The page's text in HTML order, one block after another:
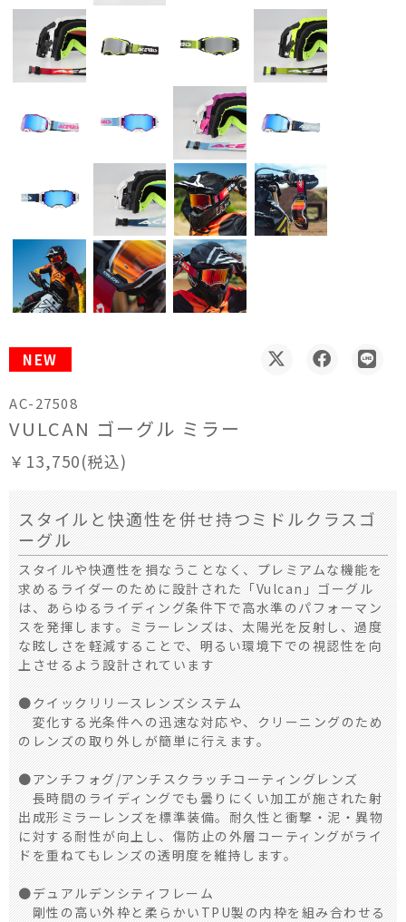
NEW
AC-27508
VULCAN ゴーグル ミラー
￥13,750(税込)
スタイルと快適性を併せ持つミドルクラスゴ
ーグル
スタイルや快適性を損なうことなく、プレミアムな機能を
求めるライダーのために設計された「Vulcan」ゴーグル
は、あらゆるライディング条件下で高水準のパフォーマン
スを発揮します。ミラーレンズは、太陽光を反射し、過度
な眩しさを軽減することで、明るい環境下での視認性を向
上させるよう設計されています
●クイックリリースレンズシステム
変化する光条件への迅速な対応や、クリーニングのため
のレンズの取り外しが簡単に行えます。
●アンチフォグ/アンチスクラッチコーティングレンズ
長時間のライディングでも曇りにくい加工が施された射
出成形ミラーレンズを標準装備。耐久性と衝撃・泥・異物
に対する耐性が向上し、傷防止の外層コーティングがライ
ドを重ねてもレンズの透明度を維持します。
●デュアルデンシティフレーム
剛性の高い外枠と柔らかいTPU製の内枠を組み合わせる